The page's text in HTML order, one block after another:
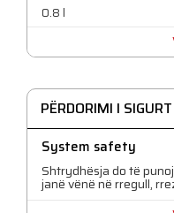
0.8 l
Kon për prerjen e
Rrotullim i dyfishtë
Po
Strength
30 W
PËRDORIMI I SIGURT
System safety
Shtrydhësja do të
janë vënë në rregull,